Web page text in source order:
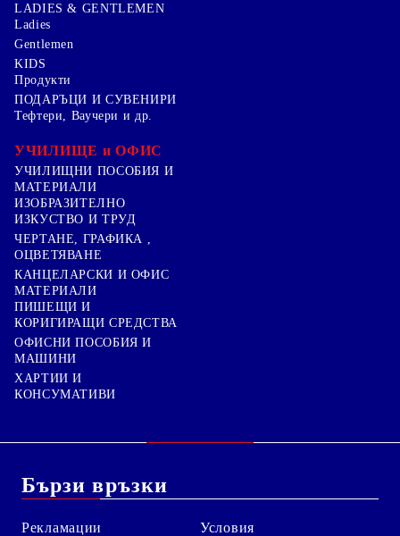
LADIES & GENTLEMEN
Ladies
Gentlemen
KIDS
Продукти
ПОДАРЪЦИ И СУВЕНИРИ
Тефтери, Ваучери и др.
УЧИЛИЩЕ и ОФИС
УЧИЛИЩНИ ПОСОБИЯ И
МАТЕРИАЛИ
ИЗОБРАЗИТЕЛНО
ИЗКУСТВО И ТРУД
ЧЕРТАНЕ, ГРАФИКА ,
ОЦВЕТЯВАНЕ
КАНЦЕЛАРСКИ И ОФИС
МАТЕРИАЛИ
ПИШЕЩИ И
КОРИГИРАЩИ СРЕДСТВА
ОФИСНИ ПОСОБИЯ И
МАШИНИ
ХАРТИИ И
КОНСУМАТИВИ
Бързи връзки
Рекламации
Условия